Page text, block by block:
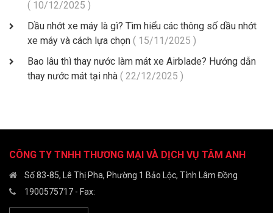
( 10/12/2025 )
Dầu nhớt xe máy là gì? Tìm hiểu các thông số dầu nhớt
xe máy và cách lựa chọn ( 15/11/2025 )
Bao lâu thì thay nước làm mát xe Airblade? Hướng dẫn
thay nước mát tại nhà ( 22/12/2025 )
CÔNG TY TNHH THƯƠNG MẠI VÀ DỊCH VỤ TÂM ANH
Số 83-85, Lê Thị Pha, Phường 1 Bảo Lộc, Tỉnh Lâm Đồng
1900575717 - Fax: